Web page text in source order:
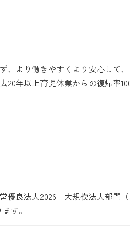
より働きやすくより安心して
年以上育児休業からの復帰率
良法人2026」大規模法人部門
す。